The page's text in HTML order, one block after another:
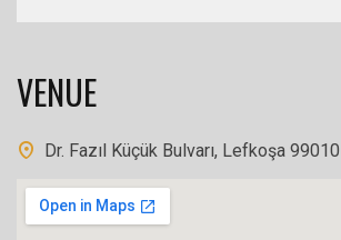
VENUE
Dr. Fazıl Küçük Bulvarı, Lefkoşa 99010